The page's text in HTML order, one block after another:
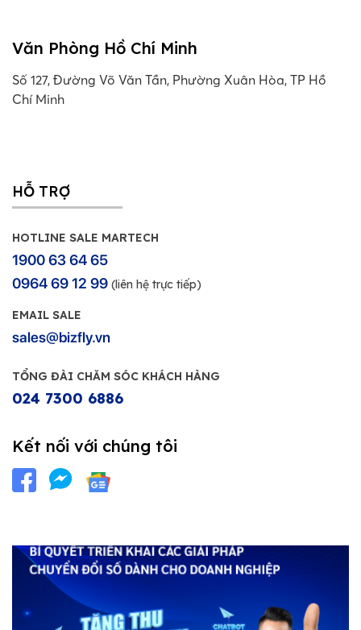
Văn Phòng Hồ Chí Minh
Số 127, Đường Võ Văn Tần, Phường Xuân Hòa, TP Hồ
Chí Minh
HỖ TRỢ
HOTLINE SALE MARTECH
1900 63 64 65
0964 69 12 99 (liên hệ trực tiếp)
EMAIL SALE
sales@bizfly.vn
TỔNG ĐÀI CHĂM SÓC KHÁCH HÀNG
024 7300 6886
Kết nối với chúng tôi